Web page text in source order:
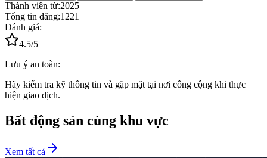
Thành viên từ:2025
Tổng tin đăng:1221
Đánh giá:
4.5/5
Lưu ý an toàn:
Hãy kiểm tra kỹ thông tin và gặp mặt tại nơi công cộng khi thực
hiện giao dịch.
Bất động sản cùng khu vực
Xem tất cả